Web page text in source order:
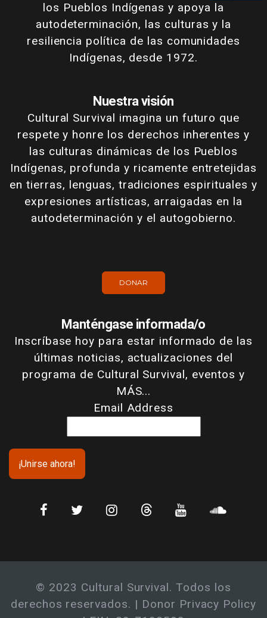
los Pueblos Indígenas y apoya la
autodeterminación, las culturas y la
resiliencia política de las comunidades
Indígenas, desde 1972.
Nuestra visión
Cultural Survival imagina un futuro que
respete y honre los derechos inherentes y
las culturas dinámicas de los Pueblos
Indígenas, profunda y ricamente entretejidas
en tierras, lenguas, tradiciones espirituales y
expresiones artísticas, arraigadas en la
autodeterminación y el autogobierno.
DONAR
Manténgase informada/o
Inscríbase hoy para estar informado de las
últimas noticias, actualizaciones del
programa de Cultural Survival, eventos y
MÁS...
Email Address
© 2023 Cultural Survival. Todos los
derechos reservados. | Donor Privacy Policy